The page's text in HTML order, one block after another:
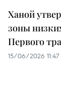
Ханой
зоны
Первого
15/06/2026 11:47